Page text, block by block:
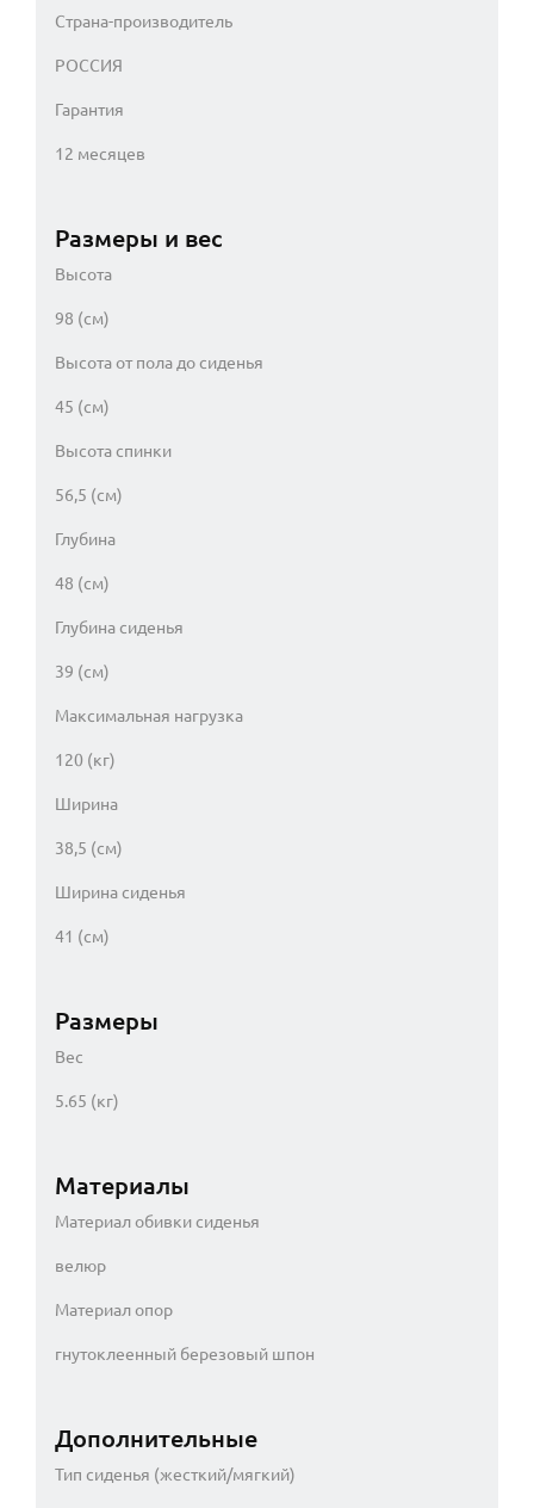
Страна-производитель
РОССИЯ
Гарантия
12 месяцев
Размеры и вес
Высота
98 (см)
Высота от пола до сиденья
45 (см)
Высота спинки
56,5 (см)
Глубина
48 (см)
Глубина сиденья
39 (см)
Максимальная нагрузка
120 (кг)
Ширина
38,5 (см)
Ширина сиденья
41 (см)
Размеры
Вес
5.65 (кг)
Материалы
Материал обивки сиденья
велюр
Материал опор
гнутоклеенный березовый шпон
Дополнительные
Тип сиденья (жесткий/мягкий)